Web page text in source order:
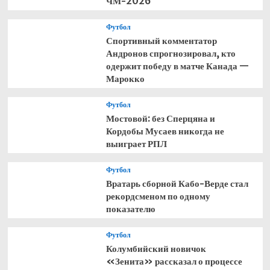
Футбол
Спортивный комментатор
Андронов спрогнозировал, кто
одержит победу в матче Канада —
Марокко
Футбол
Мостовой: без Сперцяна и
Кордобы Мусаев никогда не
выиграет РПЛ
Футбол
Вратарь сборной Кабо-Верде стал
рекордсменом по одному
показателю
Футбол
Колумбийский новичок
«Зенита» рассказал о процессе